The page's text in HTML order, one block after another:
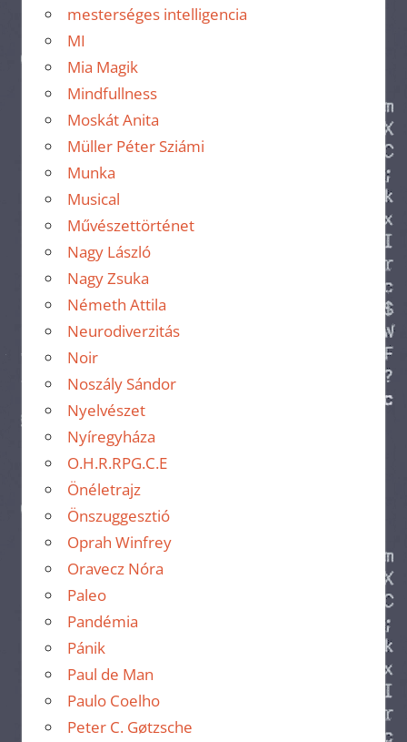
mesterséges intelligencia
MI
Mia Magik
Mindfullness
Moskát Anita
Müller Péter Sziámi
Munka
Musical
Művészettörténet
Nagy László
Nagy Zsuka
Németh Attila
Neurodiverzitás
Noir
Noszály Sándor
Nyelvészet
Nyíregyháza
O.H.R.RPG.C.E
Önéletrajz
Önszuggesztió
Oprah Winfrey
Oravecz Nóra
Paleo
Pandémia
Pánik
Paul de Man
Paulo Coelho
Peter C. Gøtzsche